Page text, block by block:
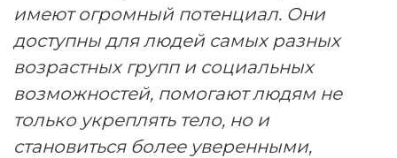
имеют огромный потенциал. Они
доступны для людей самых разных
возрастных групп и социальных
возможностей, помогают людям не
только укреплять тело, но и
становиться более уверенными,